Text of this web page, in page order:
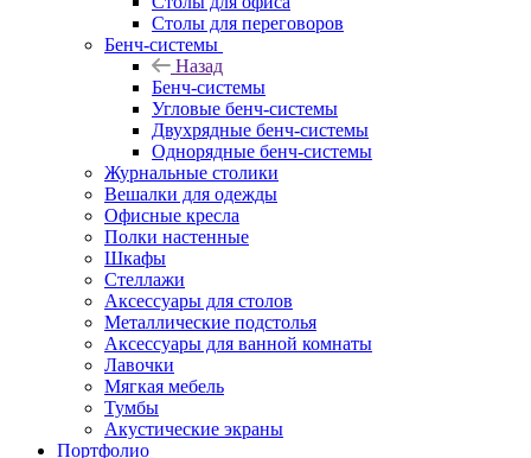
Столы для переговоров
Бенч-системы
Назад
Бенч-системы
Угловые бенч-системы
Двухрядные бенч-системы
Однорядные бенч-системы
Журнальные столики
Вешалки для одежды
Офисные кресла
Полки настенные
Шкафы
Стеллажи
Аксессуары для столов
Металлические подстолья
Аксессуары для ванной комнаты
Лавочки
Мягкая мебель
Тумбы
Акустические экраны
Портфолио